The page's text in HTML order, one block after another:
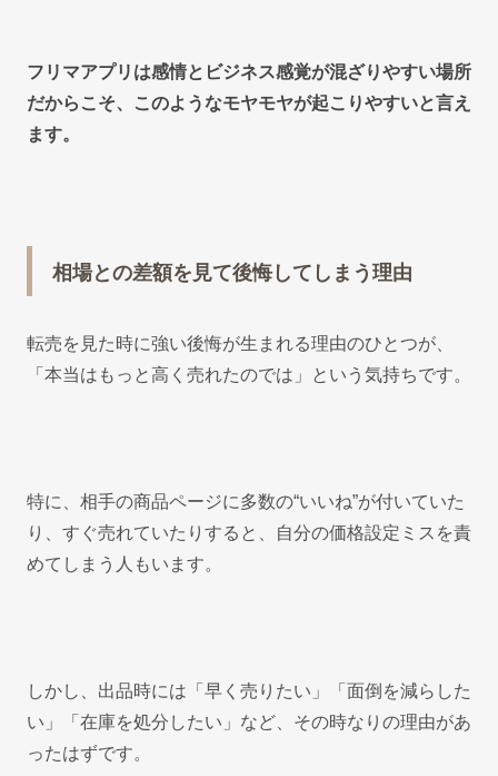
フリマアプリは感情とビジネス感覚が混ざりやすい場所
だからこそ、このようなモヤモヤが起こりやすいと言え
ます。
相場との差額を見て後悔してしまう理由
転売を見た時に強い後悔が生まれる理由のひとつが、
「本当はもっと高く売れたのでは」という気持ちです。
特に、相手の商品ページに多数の“いいね”が付いていた
り、すぐ売れていたりすると、自分の価格設定ミスを責
めてしまう人もいます。
しかし、出品時には「早く売りたい」「面倒を減らした
い」「在庫を処分したい」など、その時なりの理由があ
ったはずです。